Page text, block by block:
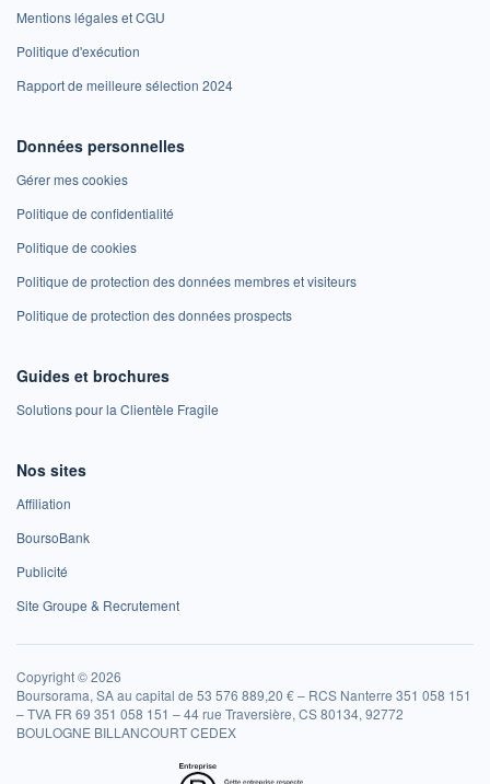
Mentions légales et CGU
Politique d'exécution
Rapport de meilleure sélection 2024
Données personnelles
Gérer mes cookies
Politique de confidentialité
Politique de cookies
Politique de protection des données membres et visiteurs
Politique de protection des données prospects
Guides et brochures
Solutions pour la Clientèle Fragile
Nos sites
Affiliation
BoursoBank
Publicité
Site Groupe & Recrutement
Copyright © 2026
Boursorama, SA au capital de 53 576 889,20 € – RCS Nanterre 351 058 151
– TVA FR 69 351 058 151 – 44 rue Traversière, CS 80134, 92772
BOULOGNE BILLANCOURT CEDEX